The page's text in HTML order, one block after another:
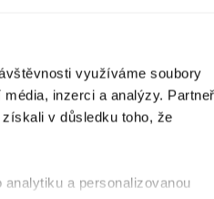
využíváme soubory
inzerci a analýzy.
v důsledku toho, že
a personalizovanou
Hloubka: